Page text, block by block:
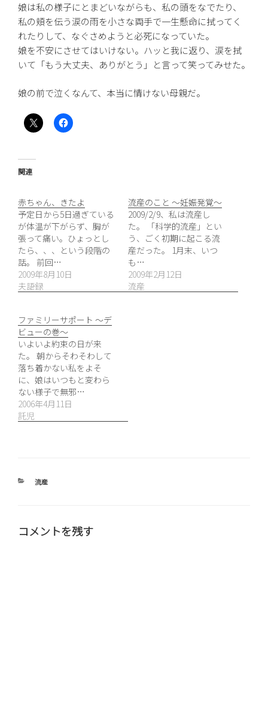
娘は私の様子にとまどいながらも、私の頭をなでたり、
私の頬を伝う涙の雨を小さな両手で一生懸命に拭ってく
れたりして、なぐさめようと必死になっていた。
娘を不安にさせてはいけない。ハッと我に返り、涙を拭
いて「もう大丈夫、ありがとう」と言って笑ってみせた。
娘の前で泣くなんて、本当に情けない母親だ。
関連
赤ちゃん、きたよ
予定日から5日過ぎている
が体温が下がらず、胸が
張って痛い。ひょっとし
たら、、、という段階の
話。 前回…
2009年8月10日
夫語録
流産のこと 〜妊娠発覚〜
2009/2/9、私は流産し
た。 「科学的流産」とい
う、ごく初期に起こる流
産だった。 1月末、いつ
も…
2009年2月12日
流産
ファミリーサポート 〜デ
ビューの巻〜
いよいよ約束の日が来
た。 朝からそわそわして
落ち着かない私をよそ
に、娘はいつもと変わら
ない様子で無邪…
2006年4月11日
託児
カ
流産
コメントを残す